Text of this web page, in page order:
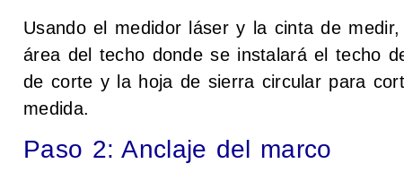
Usando el medidor láser y la cinta de
área del techo donde se instalará el techo
de corte y la hoja de sierra circular para
medida.
Paso 2: Anclaje del marco